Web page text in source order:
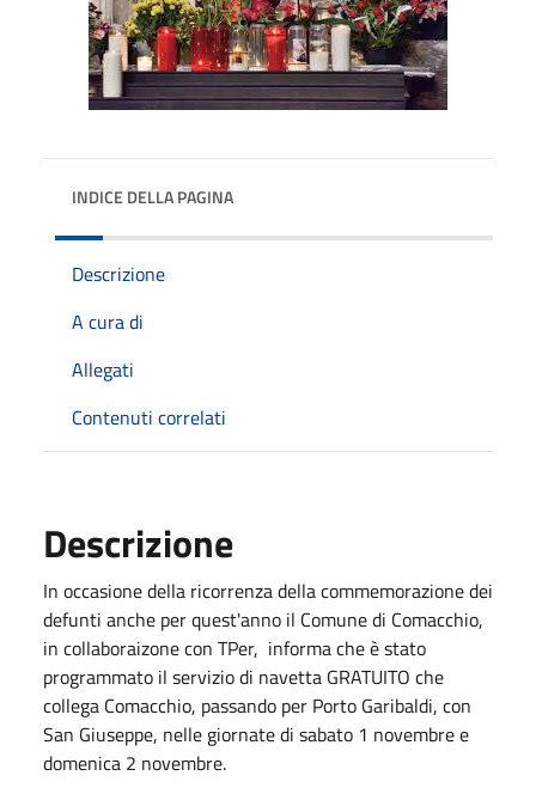
INDICE DELLA PAGINA
Descrizione
A cura di
Allegati
Contenuti correlati
Descrizione
In occasione della ricorrenza della commemorazione dei
defunti anche per quest'anno il Comune di Comacchio,
in collaboraizone con TPer, informa che è stato
programmato il servizio di navetta GRATUITO che
collega Comacchio, passando per Porto Garibaldi, con
San Giuseppe, nelle giornate di sabato 1 novembre e
domenica 2 novembre.